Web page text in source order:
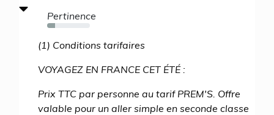
Pertinence
18%
(1) Conditions tarifaires
VOYAGEZ EN FRANCE CET ÉTÉ :
Prix TTC par personne au tarif PREM'S. Offre
valable pour un aller simple en seconde classe